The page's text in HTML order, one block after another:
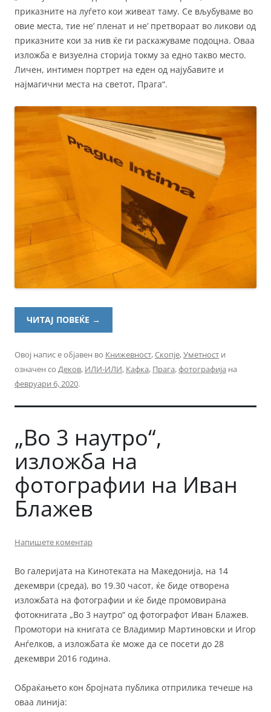
приказните на луѓето кои живеат таму. Се вљубуваме во
овие места, тие не’ пленат и не’ претвораат во ликови од
приказните кои за нив ќе ги раскажуваме подоцна. Оваа
изложба е визуелна сторија токму за едно такво место.
Личен, интимен портрет на еден од најубавите и
најмагични места на светот, Прага“.
ЧИТАЈ ПОВЕЌЕ →
Овој напис е објавен во Книжевност,Скопје,Уметност и
означен со Деков, ИЛИ-ИЛИ, Кафка, Прага,фотографија на
февруари 6, 2020.
„Во 3 наутро“,
изложба на
фотографии на Иван
Блажев
Напишете коментар
Во галеријата на Кинотеката на Македонија, на 14
декември (среда), во 19.30 часот, ќе биде отворена
изложбата на фотографии и ќе биде промовирана
фотокнигата „Во 3 наутро“ од фотографот Иван Блажев.
Промотори на книгата се Владимир Мартиновски и Игор
Анѓелков, а изложбата ќе може да се посети до 28
декември 2016 година.
Обраќањето кон бројната публика отприлика течеше на
оваа линија: